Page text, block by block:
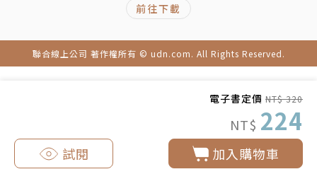
電子書定價 NT$ 320
NT$ 224
加入購物車
試閱
前往下載
聯合線上公司 著作權所有 © udn.com. All Rights Reserved.